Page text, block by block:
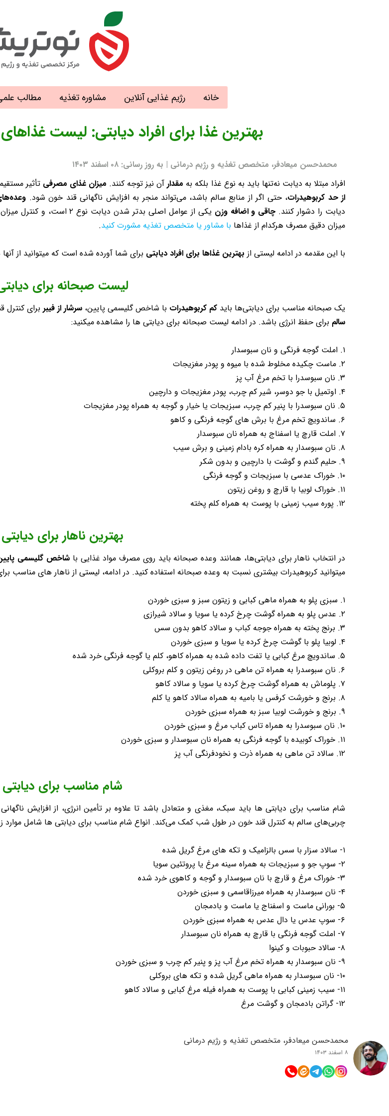
خانه رژیم غذایی آنلاین مشاوره تغذیه مطالب
بهترین غذا برای افراد دیابتی: لیست
محمدحسن میعادفر، متخصص تغذیه و رژیم درمانی | به روز رسانی: ۰۸ اسفند ۱۴۰۳
افراد مبتلا به دیابت نه‌تنها باید به نوع غذا بلکه به مقدار آن نیز توجه کنند. میزان غذای مصرفی تأثیر
از حد کربوهیدرات، حتی اگر از منابع سالم باشد، می‌تواند منجر به افزایش ناگهانی قند خون شود.
دیابت را دشوار کنند. چاقی و اضافه وزن
یکی از عوامل اصلی بدتر شدن
میزان دقیق مصرف هرکدام از غذاها با مشاور یا متخصص تغذیه مشورت کنید.
با این مقدمه در ادامه لیستی از بهترین غذاها برای افراد دیابتی برای شما آورده شده است که میتوانید از آنها
لیست صبحانه برای
یک صبحانه مناسب برای دیابتی‌ها باید کم کربوهیدرات با شاخص گلیسمی پایین، سرشار از فیبر برای کنترل
سالم برای حفظ انرژی باشد. در ادامه لیست صبحانه برای دیابتی ها را مشاهده میکنید:
۱. املت گوجه فرنگی و نان سبوسدار
۲. ماست چکیده مخلوط شده با میوه و پودر مغزیجات
۳. نان سبوسدرا با تخم مرغ آب پز
۴. اوتمیل با جو دوسر، شیر کم چرب، پودر مغزیجات و دارچین
۵. نان سبوسدرا با پنیر کم چرب، سبزیجات یا خیار و گوجه به همراه پودر مغزیجات
۶. ساندویچ تخم مرغ با برش های گوجه فرنگی و کاهو
۷. املت قارچ یا اسفناج به همراه نان سبوسدار
۸. نان سبوسدار به همراه کره بادام زمینی و برش سیب
۹. حلیم گندم و گوشت با دارچین و بدون شکر
۱۰. خوراک عدسی با سبزیجات و گوجه فرنگی
۱۱. خوراک لوبیا با قارچ و روغن زیتون
۱۲. پوره سیب زمینی با پوست به همراه کلم پخته
بهترین ناهار برای
در انتخاب ناهار برای دیابتی‌ها، همانند وعده صبحانه باید روی مصرف مواد غذایی باشاخص گلیسمی
میتوانید کربوهیدرات بیشتری نسبت به وعده صبحانه استفاده کنید. در ادامه، لیستی از ناهار های مناسب
۱. سبزی پلو به همراه ماهی کبابی و زیتون سبز و سبزی خوردن
۲. عدس پلو به همراه گوشت چرخ کرده یا سویا و سالاد شیرازی
۳. برنج پخته به همراه جوجه کباب و سالاد کاهو بدون سس
۴. لوبیا پلو با گوشت چرخ کرده یا سویا و سبزی خوردن
۵. ساندویچ مرغ کبابی یا تفت داده شده به همراه کاهو، کلم یا گوجه فرنگی خرد شده
۶. نان سبوسدرا به همراه تن ماهی در روغن زیتون و کلم بروکلی
۷. پلوماش به همراه گوشت چرخ کرده یا سویا و سالاد کاهو
۸. برنج و خورشت کرفس یا بامیه به همراه سالاد کاهو یا کلم
۹. برنج و خورشت لوبیا سبز به همراه سبزی خوردن
۱۰. نان سبوسدرا به همراه تاس کباب مرغ و سبزی خوردن
۱۱. خوراک کوبیده با گوجه فرنگی به همراه نان سبوسدار و سبزی خوردن
۱۲. سالاد تن ماهی به همراه ذرت و نخودفرنگی آب پز
شام مناسب برای
شام مناسب برای دیابتی ها باید سبک، مغذی و متعادل باشد تا علاوه بر تأمین انرژی، از افزایش
چربی‌های سالم به کنترل قند خون در طول شب کمک می‌کند. انواع شام مناسب برای دیابتی ها شامل موارد
۱- سالاد سزار با سس بالزامیک و تکه های مرغ گریل شده
۲- سوپ جو و سبزیجات به همراه سینه مرغ یا پروتئین سویا
۳- خوراک مرغ و قارچ با نان سبوسدار و گوجه و کاهوی خرد شده
۴- نان سبوسدار به همراه میرزاقاسمی و سبزی خوردن
۵- بورانی ماست و اسفناج یا ماست و بادمجان
۶- سوپ عدس یا دال عدس به همراه سبزی خوردن
۷- املت گوجه فرنگی با قارچ به همراه نان سبوسدار
۸- سالاد حبوبات و کینوا
۹- نان سبوسدار به همراه تخم مرغ آب پز و پنیر کم چرب و سبزی خوردن
۱۰- نان سبوسدار به همراه ماهی گریل شده و تکه های بروکلی
۱۱- سیب زمینی کبابی با پوست به همراه فیله مرغ کبابی و سالاد کاهو
۱۲- گراتن بادمجان و گوشت مرغ
محمدحسن میعادفر، متخصص تغذیه و رژیم درمانی
۸ اسفند ۱۴۰۳